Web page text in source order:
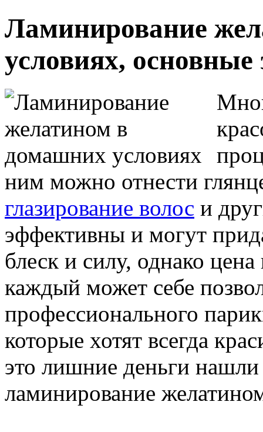
Ламинирование
условиях,
ним можно отнести
глазирование волос и
эффективны и могут
блеск и силу, однако
каждый может себе
профессионального
которые хотят всегда
это лишние деньги
ламинирование